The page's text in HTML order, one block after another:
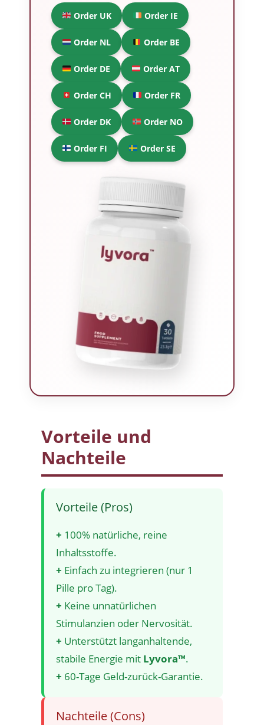
Order UK Order IE
Order NL Order BE
Order DE Order AT
Order CH Order FR
Order DK Order NO
Order FI Order SE
Vorteile und
Nachteile
Vorteile (Pros)
+ 100% natürliche, reine
Inhaltsstoffe.
+ Einfach zu integrieren (nur 1
Pille pro Tag).
+ Keine unnatürlichen
Stimulanzien oder Nervosität.
+ Unterstützt langanhaltende,
stabile Energie mit Lyvora™.
+ 60-Tage Geld-zurück-Garantie.
Nachteile (Cons)